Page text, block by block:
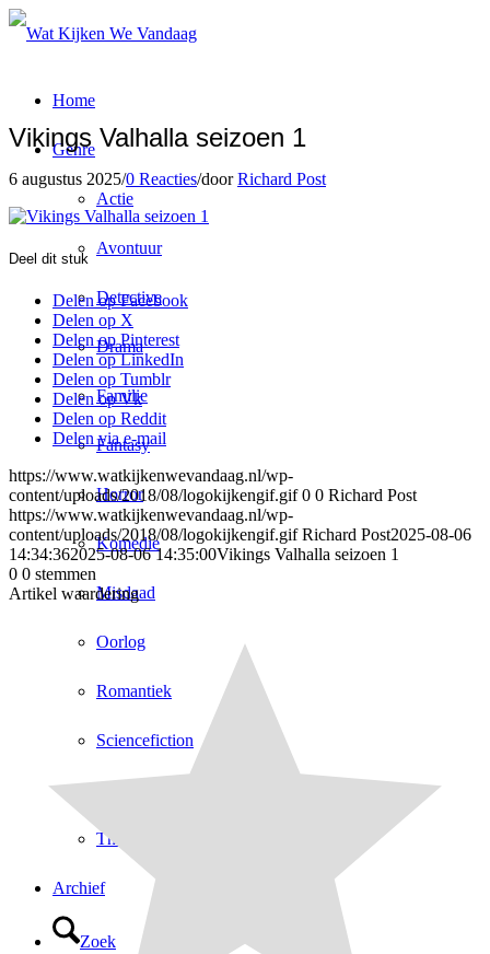
Home
Genre
Actie
Avontuur
Detective
Drama
Familie
Fantasy
Horror
Komedie
Misdaad
Oorlog
Romantiek
Sciencefiction
Thriller
Archief
Zoek
Vikings Valhalla seizoen 1
6 augustus 2025/0 Reacties/doorRichard Post
Deel dit stuk
Delen op Facebook
Delen op X
Delen op Pinterest
Delen op LinkedIn
Delen op Tumblr
Delen op Vk
Delen op Reddit
Delen via e-mail
https://www.watkijkenwevandaag.nl/wp-
content/uploads/2018/08/logokijkengif.gif 0 0 Richard Post
https://www.watkijkenwevandaag.nl/wp-
content/uploads/2018/08/logokijkengif.gif Richard Post2025-08-06
14:34:362025-08-06 14:35:00Vikings Valhalla seizoen 1
0 0 stemmen
Artikel waardering